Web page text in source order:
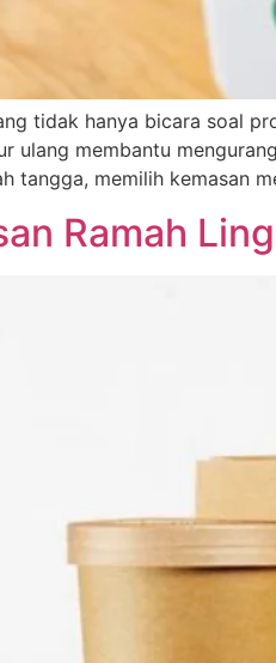
tidak hanya bicara soal
ulang membantu
tangga, memilih kemasan
Ramah